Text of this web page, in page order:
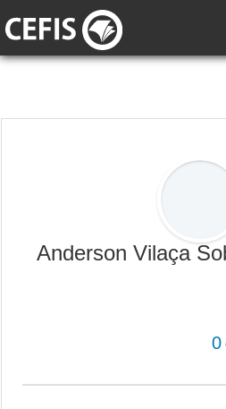
Anderson Vilaça
0